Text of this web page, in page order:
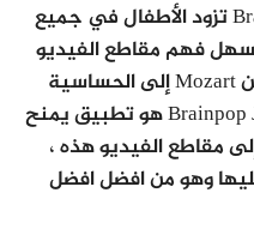
على مدار 20 عامًا ، كانت Brainpop تزود الأطفال في جميع
فهم مقاطع الفيديو
التعليمية حول كل شيء بدءًا من Mozart إلى الحساسية
الغذائية. Brainpop Jr. Movie of the Week هو تطبيق يمنح
مقاطع الفيديو هذه ،
وهو من افضل افضل